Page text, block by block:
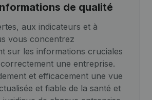
de qualité
aux indicateurs et à
vous concentrez
sur les informations cruciales
une entreprise.
et efficacement une vue
et fiable de la santé et